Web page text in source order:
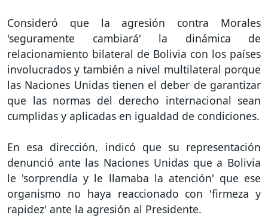
Consideró que la agresión contra Morales
'seguramente cambiará' la dinámica de
relacionamiento bilateral de Bolivia con los países
involucrados y también a nivel multilateral porque
las Naciones Unidas tienen el deber de garantizar
que las normas del derecho internacional sean
cumplidas y aplicadas en igualdad de condiciones.
En esa dirección, indicó que su representación
denunció ante las Naciones Unidas que a Bolivia
le 'sorprendía y le llamaba la atención' que ese
organismo no haya reaccionado con 'firmeza y
rapidez' ante la agresión al Presidente.